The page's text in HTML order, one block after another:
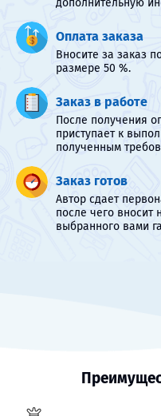
дополнительную
Оплата заказа
Вносите за заказ
размере 50 %.
Заказ в работе
После получения
приступает к
полученным
Заказ готов
Автор сдает
после чего вносит
выбранного вами